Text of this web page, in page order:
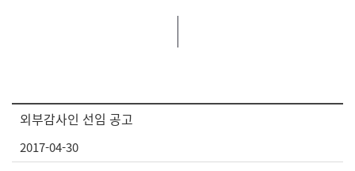
외부감사인 선임 공고
2017-04-30